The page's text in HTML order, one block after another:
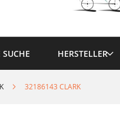
SUCHE HERSTELLER
32186143 CLARK